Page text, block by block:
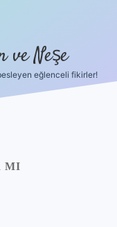
ve Neşe
eğlenceli fikirler!
MI